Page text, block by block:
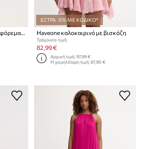
Marciano by Guess ντραπέ φόρεμα από βισκόζη INES
ΕΞΤΡΑ -5% ΜΕ ΚΩΔΙΚΟ*
Haveone καλοκαιρινό με βισκόζη
Τρέχουσα τιμή:
82,99 €
Αρχική τιμή:97,99 €
Η χαμηλότερη τιμή:87,90 €